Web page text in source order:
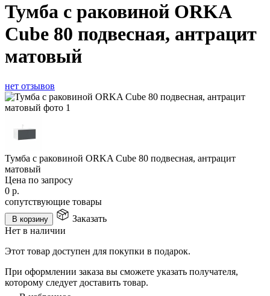
Тумба с раковиной ORKA
Cube 80 подвесная, антрацит
матовый
нет отзывов
Тумба с раковиной ORKA Cube 80 подвесная, антрацит
матовый
Цена по запросу
0 р.
сопутствующие товары
В корзину
Заказать
Нет в наличии
Этот товар доступен для покупки в подарок.
При оформлении заказа вы сможете указать получателя,
которому следует доставить товар.